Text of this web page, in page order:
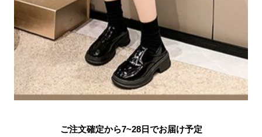
ご注文確定から7~28日でお届け予定